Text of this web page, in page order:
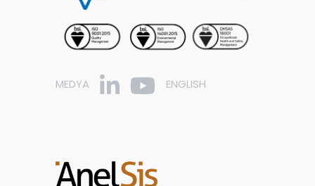
MEDYA ENGLISH